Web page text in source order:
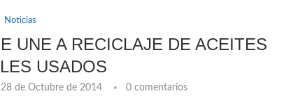
Noticias
UNE A RECICLAJE DE ACEITES
USADOS
28 de Octubre de 2014 0 comentarios